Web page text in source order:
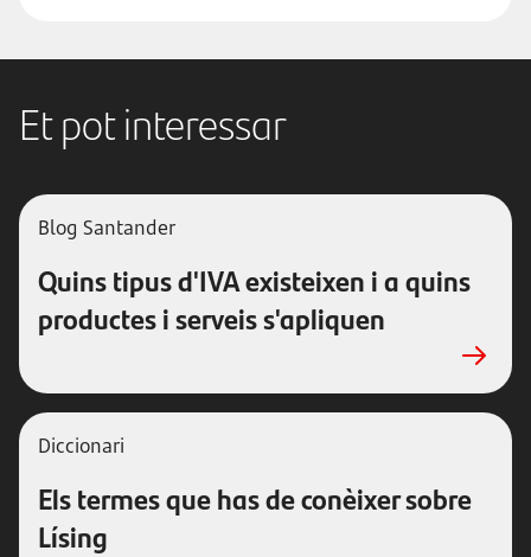
Et pot interessar
Blog Santander
Quins tipus d'IVA existeixen i a quins
productes i serveis s'apliquen
Diccionari
Els termes que has de conèixer sobre
Lísing